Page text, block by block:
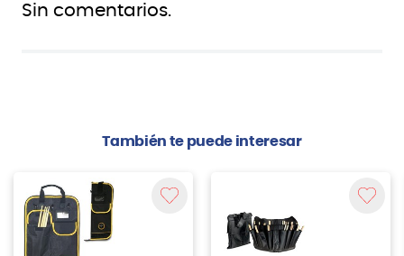
Sin comentarios.
También te puede interesar